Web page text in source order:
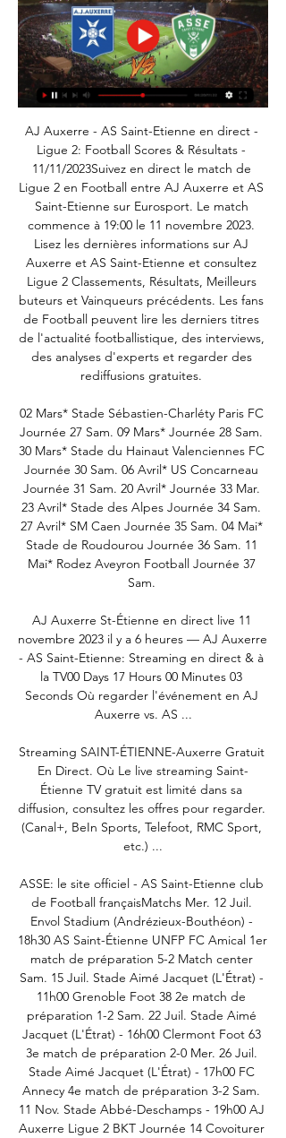
AJ Auxerre - AS Saint-Etienne en direct -
Ligue 2: Football Scores & Résultats -
11/11/2023Suivez en direct le match de
Ligue 2 en Football entre AJ Auxerre et AS
Saint-Etienne sur Eurosport. Le match
commence à 19:00 le 11 novembre 2023.
Lisez les dernières informations sur AJ
Auxerre et AS Saint-Etienne et consultez
Ligue 2 Classements, Résultats, Meilleurs
buteurs et Vainqueurs précédents. Les fans
de Football peuvent lire les derniers titres
de l'actualité footballistique, des interviews,
des analyses d'experts et regarder des
rediffusions gratuites.
02 Mars* Stade Sébastien-Charléty Paris FC
Journée 27 Sam. 09 Mars* Journée 28 Sam.
30 Mars* Stade du Hainaut Valenciennes FC
Journée 30 Sam. 06 Avril* US Concarneau
Journée 31 Sam. 20 Avril* Journée 33 Mar.
23 Avril* Stade des Alpes Journée 34 Sam.
27 Avril* SM Caen Journée 35 Sam. 04 Mai*
Stade de Roudourou Journée 36 Sam. 11
Mai* Rodez Aveyron Football Journée 37
Sam.
AJ Auxerre St-Étienne en direct live 11
novembre 2023 il y a 6 heures — AJ Auxerre
- AS Saint-Etienne: Streaming en direct & à
la TV00 Days 17 Hours 00 Minutes 03
Seconds Où regarder l'événement en AJ
Auxerre vs. AS ...
Streaming SAINT-ÉTIENNE-Auxerre Gratuit
En Direct. Où Le live streaming Saint-
Étienne TV gratuit est limité dans sa
diffusion, consultez les offres pour regarder.
(Canal+, BeIn Sports, Telefoot, RMC Sport,
etc.) ...
ASSE: le site officiel - AS Saint-Etienne club
de Football françaisMatchs Mer. 12 Juil.
Envol Stadium (Andrézieux-Bouthéon) -
18h30 AS Saint-Étienne UNFP FC Amical 1er
match de préparation 5-2 Match center
Sam. 15 Juil. Stade Aimé Jacquet (L'Étrat) -
11h00 Grenoble Foot 38 2e match de
préparation 1-2 Sam. 22 Juil. Stade Aimé
Jacquet (L'Étrat) - 16h00 Clermont Foot 63
3e match de préparation 2-0 Mer. 26 Juil.
Stade Aimé Jacquet (L'Étrat) - 17h00 FC
Annecy 4e match de préparation 3-2 Sam.
11 Nov. Stade Abbé-Deschamps - 19h00 AJ
Auxerre Ligue 2 BKT Journée 14 Covoiturer